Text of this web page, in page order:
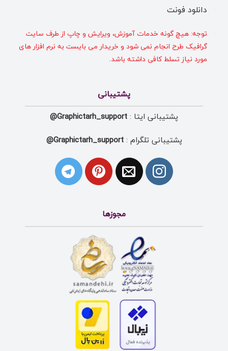
دانلود فونت
توجه: هیچ گونه خدمات آموزش، ویرایش و چاپ از طرف سایت
گرافیک طرح انجام نمی شود و خریدار می بایست به نرم افزار های
مورد نیاز تسلط کافی داشته باشد.
پشتیبانی
پشتیبانی ایتا : Graphictarh_support@
پشتیبانی تلگرام :Graphictarh_support@
مجوزها